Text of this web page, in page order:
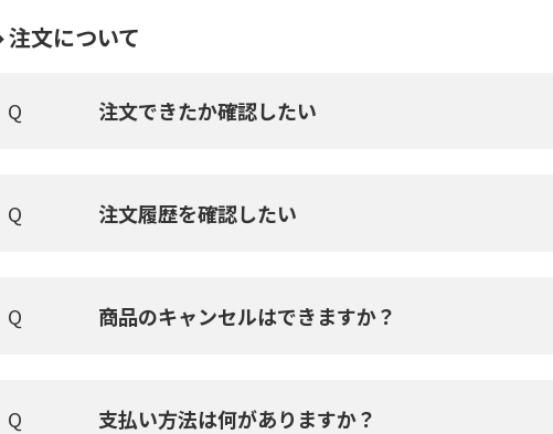
注文について
注文できたか確認したい
注文履歴を確認したい
商品のキャンセルはできますか？
支払い方法は何がありますか？